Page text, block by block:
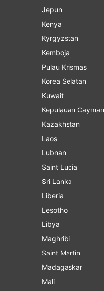
Jepun
Kenya
Kyrgyzstan
Kemboja
Pulau Krismas
Korea Selatan
Kuwait
Kepulauan Cayman
Kazakhstan
Laos
Lubnan
Saint Lucia
Sri Lanka
Liberia
Lesotho
Libya
Maghribi
Saint Martin
Madagaskar
Mali